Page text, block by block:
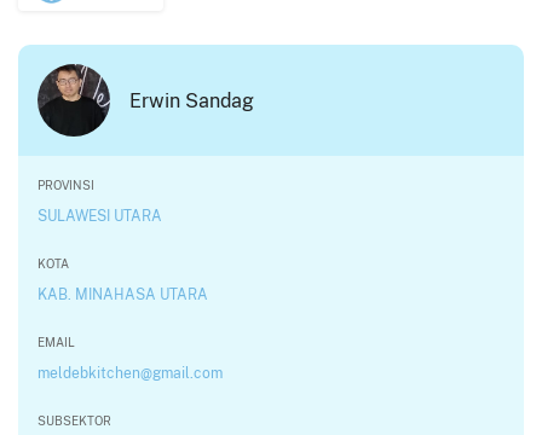
Erwin Sandag
PROVINSI
SULAWESI UTARA
KOTA
KAB. MINAHASA UTARA
EMAIL
meldebkitchen@gmail.com
SUBSEKTOR